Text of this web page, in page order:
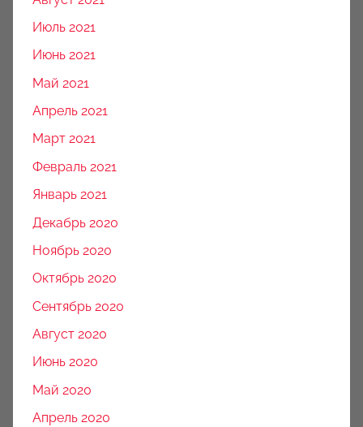
Июль 2021
Июнь 2021
Май 2021
Апрель 2021
Март 2021
Февраль 2021
Январь 2021
Декабрь 2020
Ноябрь 2020
Октябрь 2020
Сентябрь 2020
Август 2020
Июнь 2020
Май 2020
Апрель 2020